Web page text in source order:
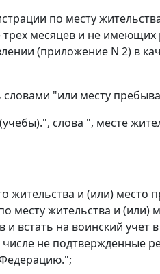
по месту
месяцев и не имеющих
(приложение N 2) в
словами "или месту
слова ", месте
жительства и (или) место
месту жительства и (или)
встать на воинский
не подтвержденные